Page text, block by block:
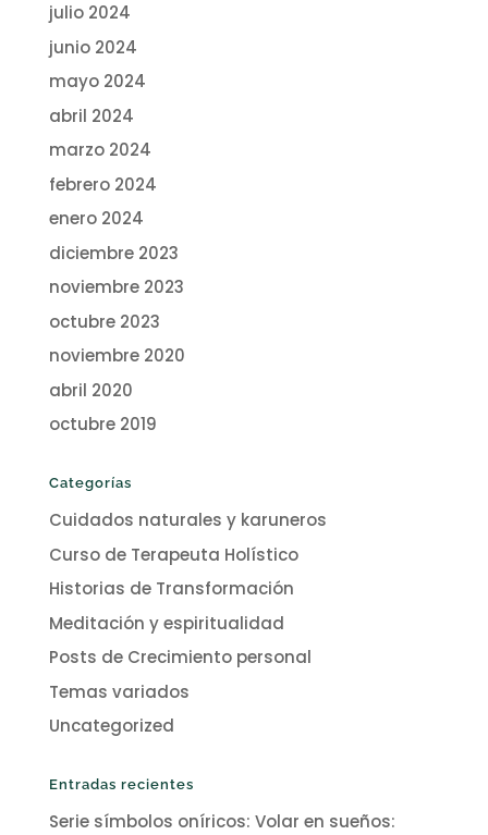
julio 2024
junio 2024
mayo 2024
abril 2024
marzo 2024
febrero 2024
enero 2024
diciembre 2023
noviembre 2023
octubre 2023
noviembre 2020
abril 2020
octubre 2019
Categorías
Cuidados naturales y karuneros
Curso de Terapeuta Holístico
Historias de Transformación
Meditación y espiritualidad
Posts de Crecimiento personal
Temas variados
Uncategorized
Entradas recientes
Serie símbolos oníricos: Volar en sueños: